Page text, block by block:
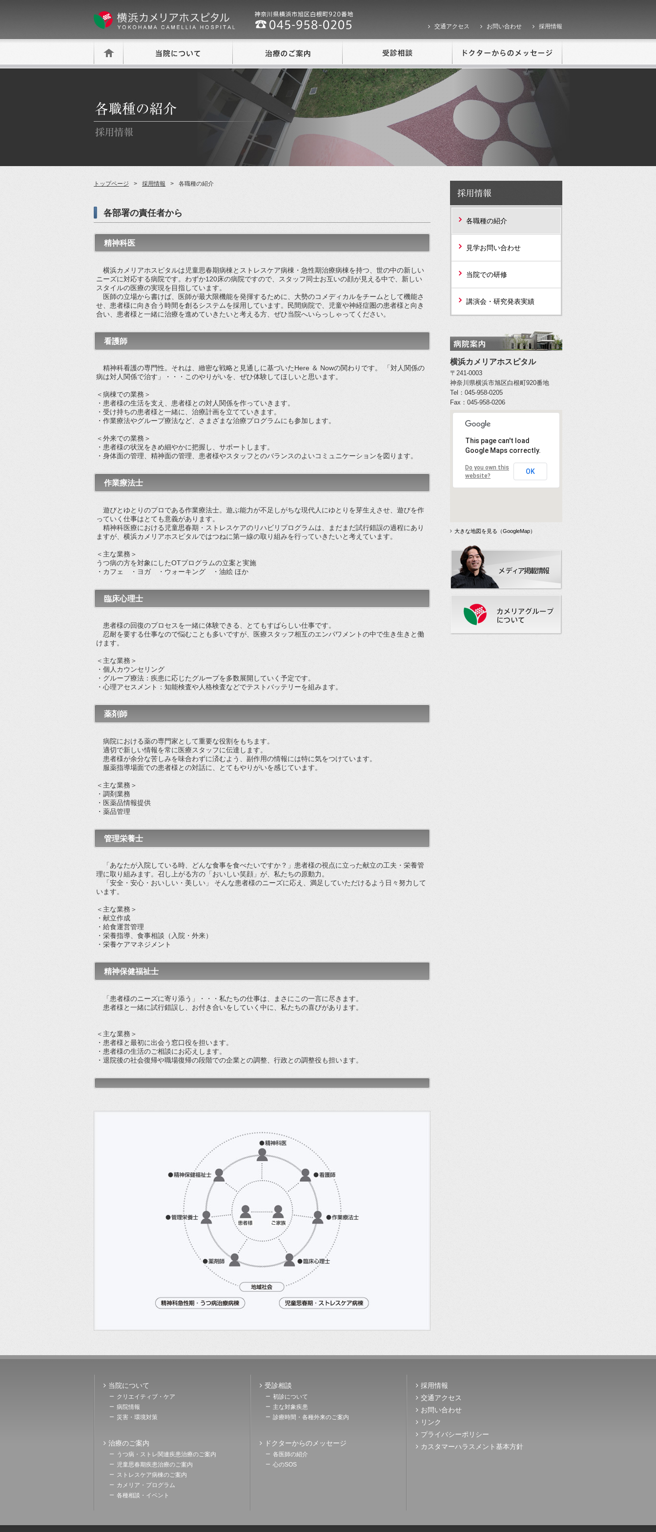
交通アクセス お問い合わせ 採用情報
トップページ 採用情報 各職種の紹介
各部署の責任者から
精神科医
横浜カメリアホスピタルは児童思春期病棟とストレスケア病棟・急性期治療病棟を持つ、世の中の新しい
ニーズに対応する病院です。わずか120床の病院ですので、スタッフ同士お互いの顔が見える中で、新しい
スタイルの医療の実現を目指しています。
医師の立場から書けば、医師が最大限機能を発揮するために、大勢のコメディカルをチームとして機能さ
せ、患者様に向き合う時間を創るシステムを採用しています。民間病院で、児童や神経症圏の患者様と向き
合い、患者様と一緒に治療を進めていきたいと考える方、ぜひ当院へいらっしゃってください。
看護師
精神科看護の専門性。それは、緻密な戦略と見通しに基づいたHere ＆ Nowの関わりです。 「対人関係の
病は対人関係で治す」・・・このやりがいを、ぜひ体験してほしいと思います。
＜病棟での業務＞
・患者様の生活を支え、患者様との対人関係を作っていきます。
・受け持ちの患者様と一緒に、治療計画を立てていきます。
・作業療法やグループ療法など、さまざまな治療プログラムにも参加します。
＜外来での業務＞
・患者様の状況をきめ細やかに把握し、サポートします。
・身体面の管理、精神面の管理、患者様やスタッフとのバランスのよいコミュニケーションを図ります。
作業療法士
遊びとゆとりのプロである作業療法士。遊ぶ能力が不足しがちな現代人にゆとりを芽生えさせ、遊びを作
っていく仕事はとても意義があります。
精神科医療における児童思春期・ストレスケアのリハビリプログラムは、まだまだ試行錯誤の過程にあり
ますが、横浜カメリアホスピタルではつねに第一線の取り組みを行っていきたいと考えています。
＜主な業務＞
うつ病の方を対象にしたOTプログラムの立案と実施
・カフェ ・ヨガ ・ウォーキング ・油絵 ほか
臨床心理士
患者様の回復のプロセスを一緒に体験できる、とてもすばらしい仕事です。
忍耐を要する仕事なので悩むことも多いですが、医療スタッフ相互のエンパワメントの中で生き生きと働
けます。
＜主な業務＞
・個人カウンセリング
・グループ療法：疾患に応じたグループを多数展開していく予定です。
・心理アセスメント：知能検査や人格検査などでテストバッテリーを組みます。
薬剤師
病院における薬の専門家として重要な役割をもちます。
適切で新しい情報を常に医療スタッフに伝達します。
患者様が余分な苦しみを味合わずに済むよう、副作用の情報には特に気をつけています。
服薬指導場面での患者様との対話に、とてもやりがいを感じています。
＜主な業務＞
・調剤業務
・医薬品情報提供
・薬品管理
管理栄養士
「あなたが入院している時、どんな食事を食べたいですか？」患者様の視点に立った献立の工夫・栄養管
理に取り組みます。召し上がる方の「おいしい笑顔」が、私たちの原動力。
「安全・安心・おいしい・美しい」 そんな患者様のニーズに応え、満足していただけるよう日々努力して
います。
＜主な業務＞
・献立作成
・給食運営管理
・栄養指導、食事相談（入院・外来）
・栄養ケアマネジメント
精神保健福祉士
「患者様のニーズに寄り添う」・・・私たちの仕事は、まさにこの一言に尽きます。
患者様と一緒に試行錯誤し、お付き合いをしていく中に、私たちの喜びがあります。
＜主な業務＞
・患者様と最初に出会う窓口役を担います。
・患者様の生活のご相談にお応えします。
・退院後の社会復帰や職場復帰の段階での企業との調整、行政との調整役も担います。
各職種の紹介
見学お問い合わせ
当院での研修
講演会・研究発表実績
横浜カメリアホスピタル
〒241-0003
神奈川県横浜市旭区白根町920番地
Tel：045-958-0205
Fax：045-958-0206
This page can't load
Google Maps correctly.
Do you own this
website?
OK
大きな地図を見る（GoogleMap）
当院について
クリエイティブ・ケア
病院情報
災害・環境対策
治療のご案内
うつ病・ストレ関連疾患治療のご案内
児童思春期疾患治療のご案内
ストレスケア病棟のご案内
カメリア・プログラム
各種相談・イベント
受診相談
初診について
主な対象疾患
診療時間・各種外来のご案内
ドクターからのメッセージ
各医師の紹介
心のSOS
採用情報
交通アクセス
お問い合わせ
リンク
プライバシーポリシー
カスタマーハラスメント基本方針